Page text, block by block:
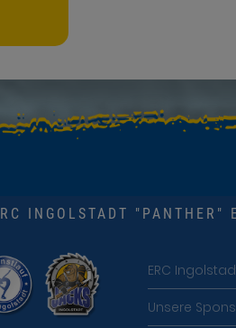
INGOLSTADT "PANTHER"
ERC Ingolstadt
Unsere